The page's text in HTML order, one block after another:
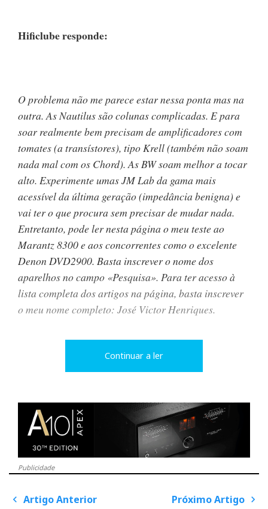
Hificlube responde:
O problema não me parece estar nessa ponta mas na
outra. As Nautilus são colunas complicadas. E para
soar realmente bem precisam de amplificadores com
tomates (a transístores), tipo Krell (também não soam
nada mal com os Chord). As BW soam melhor a tocar
alto. Experimente umas JM Lab da gama mais
acessível da última geração (impedância benigna) e
vai ter o que procura sem precisar de mudar nada.
Entretanto, pode ler nesta página o meu teste ao
Marantz 8300 e aos concorrentes como o excelente
Denon DVD2900. Basta inscrever o nome dos
aparelhos no campo «Pesquisa». Para ter acesso à
lista completa dos artigos na página, basta inscrever
o meu nome completo: José Victor Henriques.
Sons constipados
Continuo a minha busca...neste sábado ouvi um
sistema A/V composto por um receiver Onkyo (601) e
colunas BW série 600.
Continuar a ler
Publicidade
P
Artigo Anterior Próximo Artigo